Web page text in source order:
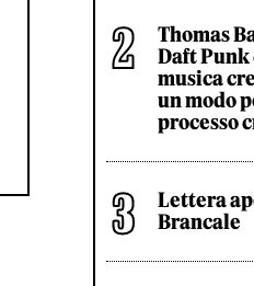
Thomas
Daft Punk
musica
un modo
processo
Lettera
Brancale